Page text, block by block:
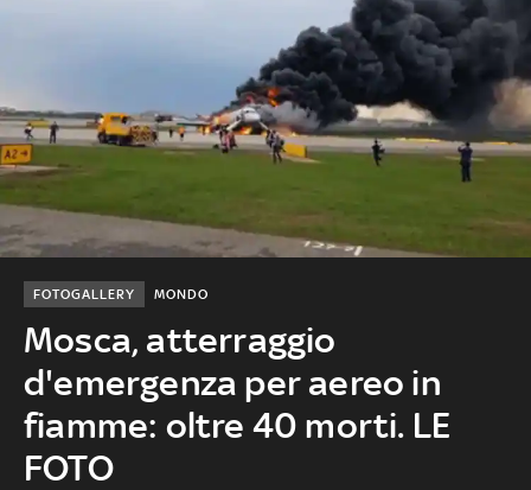
Mosca, atterraggio
d'emergenza per aereo in
fiamme: oltre 40 morti. LE
FOTO
MONDO
FOTOGALLERY